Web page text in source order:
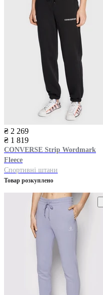
₴ 2 269
₴ 1 819
CONVERSE Strip Wordmark
Fleece
Спортивні штани
Товар розкуплено